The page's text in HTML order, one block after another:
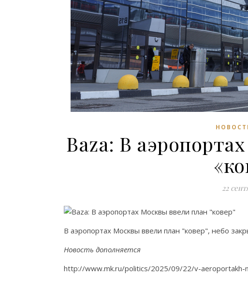
Baza: В
22
В аэропортах Москвы ввели план "ковер", небо
Новость дополняется
http://www.mk.ru/politics/2025/09/22/v-aeroportakh-